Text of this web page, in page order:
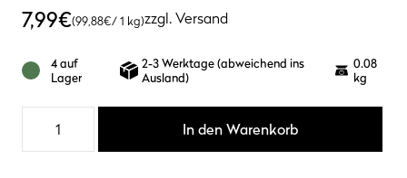
7,99€(99,88€/ 1 kg)zzgl. Versand
4 auf
Lager
2-3 Werktage (abweichend ins
Ausland)
0.08
kg
In den Warenkorb